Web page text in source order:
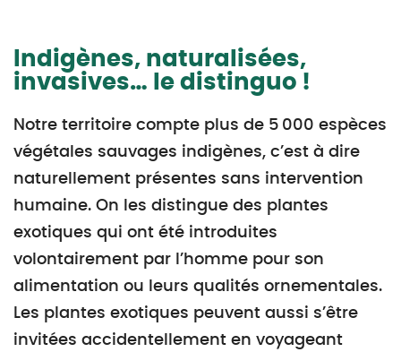
Indigènes, naturalisées,
invasives… le distinguo !
Notre territoire compte plus de 5 000 espèces
végétales sauvages indigènes, c’est à dire
naturellement présentes sans intervention
humaine. On les distingue des plantes
exotiques qui ont été introduites
volontairement par l’homme pour son
alimentation ou leurs qualités ornementales.
Les plantes exotiques peuvent aussi s’être
invitées accidentellement en voyageant